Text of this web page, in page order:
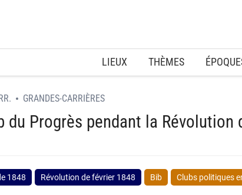
LIEUX THÈMES
GRANDES-CARRIÈRES
du Progrès pendant la Révolution
1848 Révolution de février 1848 Bib Clubs politiques